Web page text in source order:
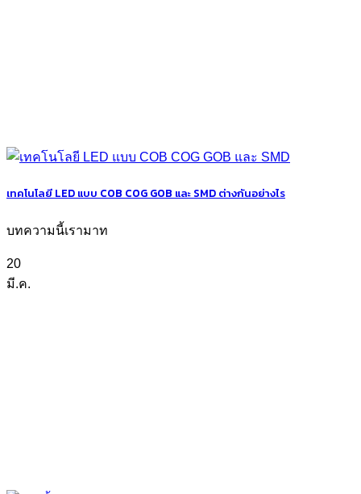
เทคโนโลยี LED แบบ COB COG GOB และ SMD ต่างกันอย่างไร
บทความนี้เรามาท
20
มี.ค.